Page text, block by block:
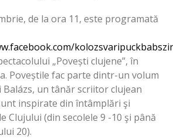
de la ora 11, este programată
„Povești clujene”, în
Poveștile fac parte dintr-un volum
un tânăr scriitor clujean
inspirate din întâmplări şi
Clujului (din secolele 9 -10 şi până
20).